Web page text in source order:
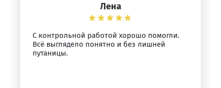
Лена
С контрольной работой хорошо помогли.
Всё выглядело понятно и без лишней
путаницы.